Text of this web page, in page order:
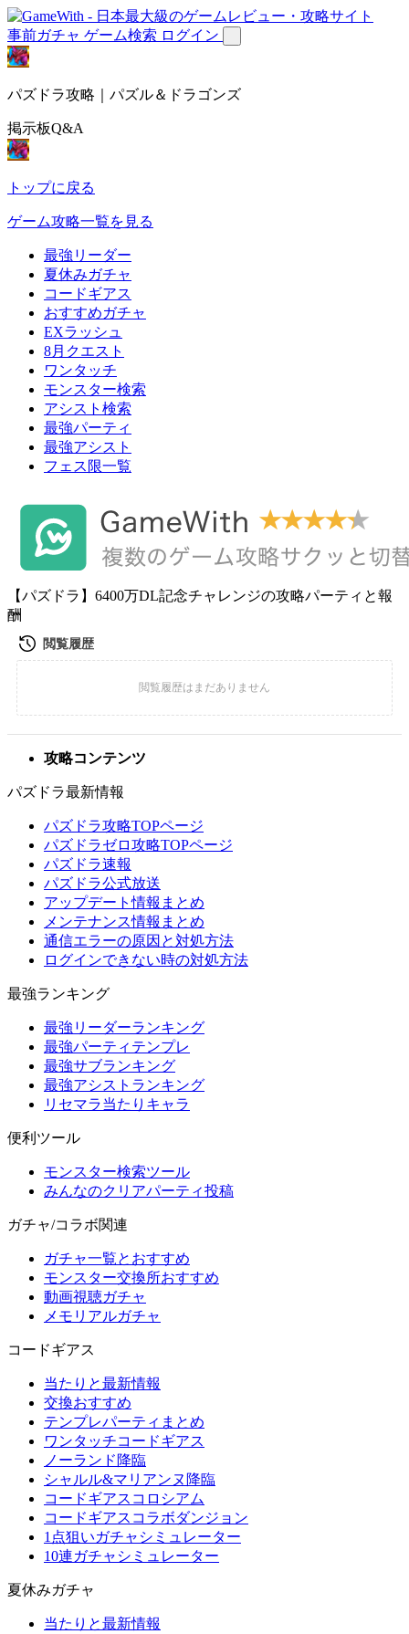
事前ガチャ ゲーム検索 ログイン
パズドラ攻略｜パズル＆ドラゴンズ
掲示板Q&A
トップに戻る
ゲーム攻略一覧を見る
最強リーダー
夏休みガチャ
コードギアス
おすすめガチャ
EXラッシュ
8月クエスト
ワンタッチ
モンスター検索
アシスト検索
最強パーティ
最強アシスト
フェス限一覧
【パズドラ】6400万DL記念チャレンジの攻略パーティと報
酬
攻略コンテンツ
パズドラ最新情報
パズドラ攻略TOPページ
パズドラゼロ攻略TOPページ
パズドラ速報
パズドラ公式放送
アップデート情報まとめ
メンテナンス情報まとめ
通信エラーの原因と対処方法
ログインできない時の対処方法
最強ランキング
最強リーダーランキング
最強パーティテンプレ
最強サブランキング
最強アシストランキング
リセマラ当たりキャラ
便利ツール
モンスター検索ツール
みんなのクリアパーティ投稿
ガチャ/コラボ関連
ガチャ一覧とおすすめ
モンスター交換所おすすめ
動画視聴ガチャ
メモリアルガチャ
コードギアス
当たりと最新情報
交換おすすめ
テンプレパーティまとめ
ワンタッチコードギアス
ノーランド降臨
シャルル&マリアンヌ降臨
コードギアスコロシアム
コードギアスコラボダンジョン
1点狙いガチャシミュレーター
10連ガチャシミュレーター
夏休みガチャ
当たりと最新情報